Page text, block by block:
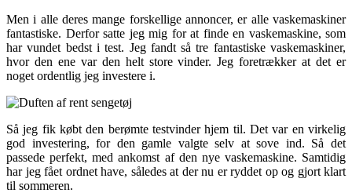
Men i alle deres mange forskellige annoncer, er alle vaskemaskiner
fantastiske. Derfor satte jeg mig for at finde en vaskemaskine, som
har vundet bedst i test. Jeg fandt så tre fantastiske vaskemaskiner,
hvor den ene var den helt store vinder. Jeg foretrækker at det er
noget ordentlig jeg investere i.
Så jeg fik købt den berømte testvinder hjem til. Det var en virkelig
god investering, for den gamle valgte selv at sove ind. Så det
passede perfekt, med ankomst af den nye vaskemaskine. Samtidig
har jeg fået ordnet have, således at der nu er ryddet op og gjort klart
til sommeren.